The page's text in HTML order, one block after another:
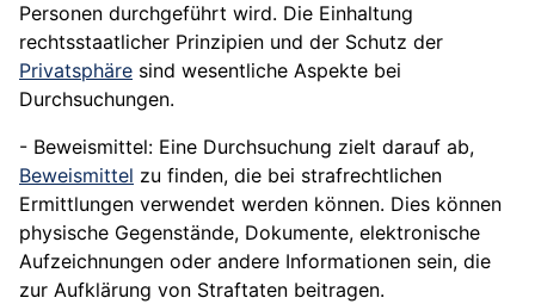
Personen durchgeführt wird. Die Einhaltung
rechtsstaatlicher Prinzipien und der Schutz der
Privatsphäre sind wesentliche Aspekte bei
Durchsuchungen.
- Beweismittel: Eine Durchsuchung zielt darauf ab,
Beweismittel zu finden, die bei strafrechtlichen
Ermittlungen verwendet werden können. Dies können
physische Gegenstände, Dokumente, elektronische
Aufzeichnungen oder andere Informationen sein, die
zur Aufklärung von Straftaten beitragen.